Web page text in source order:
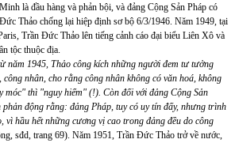
là đầu hàng và phản bội, và đảng Cộng Sản Pháp có
Thảo chống lại hiệp định sơ bộ 6/3/1946. Năm 1949, tại
Trần Đức Thảo lên tiếng cảnh cáo đại biểu Liên Xô và
tộc thuộc địa.
năm 1945, Thảo công kích những người đem tư tưởng
nhân, cho rằng công nhân không có văn hoá, không
móc" thì "nguy hiểm" (!). Còn đối với đảng Cộng Sản
động rằng: đảng Pháp, tuy có uy tín đấy, nhưng trình
vì hầu hết những cương vị cao trong đảng đều do công
sđd, trang 69). Năm 1951, Trần Đức Thảo trở về nước,